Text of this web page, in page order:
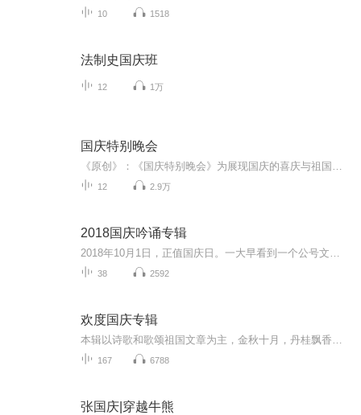
10 1518
法制史国庆班
12 1万
国庆特别晚会
12 2.9万
2018国庆吟诵专辑
38 2592
欢度国庆专辑
167 6788
张国庆|穿越牛熊